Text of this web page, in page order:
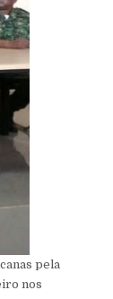
pela
nos